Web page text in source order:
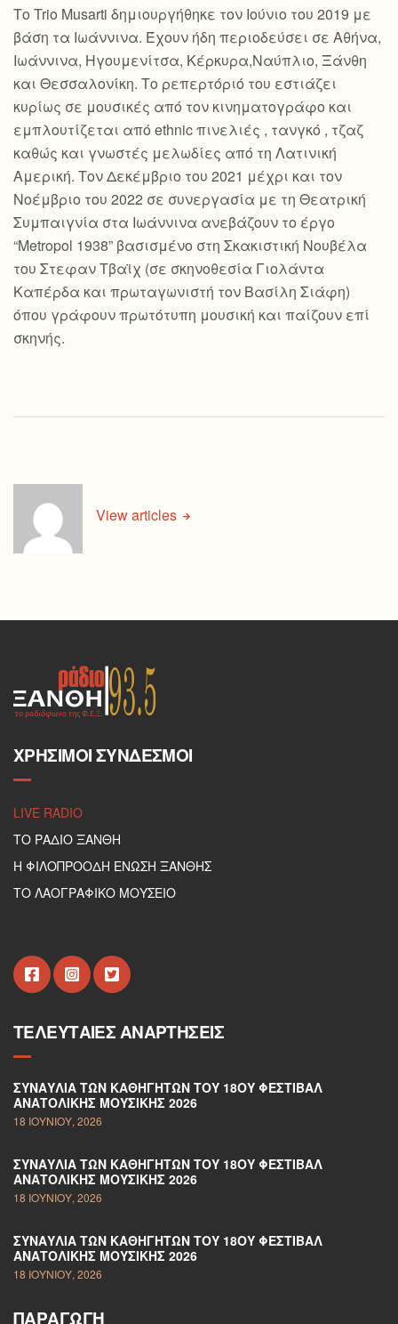
Το Trio Musarti δημιουργήθηκε τον Ιούνιο του 2019 με
βάση τα Ιωάννινα. Έχουν ήδη περιοδεύσει σε Αθήνα,
Ιωάννινα, Ηγουμενίτσα, Κέρκυρα,Ναύπλιο, Ξάνθη
και Θεσσαλονίκη. Το ρεπερτόριό του εστιάζει
κυρίως σε μουσικές από τον κινηματογράφο και
εμπλουτίζεται από ethnic πινελιές , τανγκό , τζαζ
καθώς και γνωστές μελωδίες από τη Λατινική
Αμερική. Τον Δεκέμβριο του 2021 μέχρι και τον
Νοέμβριο του 2022 σε συνεργασία με τη Θεατρική
Συμπαιγνία στα Ιωάννινα ανεβάζουν το έργο
“Metropol 1938” βασισμένο στη Σκακιστική Νουβέλα
του Στεφαν Τβαϊχ (σε σκηνοθεσία Γιολάντα
Καπέρδα και πρωταγωνιστή τον Βασίλη Σιάφη)
όπου γράφουν πρωτότυπη μουσική και παίζουν επί
σκηνής.
View articles
ΧΡΉΣΙΜΟΙ ΣΎΝΔΕΣΜΟΙ
LIVE RADIO
ΤΟ ΡΑΔΙΟ ΞΑΝΘΗ
Η ΦΙΛΟΠΡΟΟΔΗ ΕΝΩΣΗ ΞΑΝΘΗΣ
ΤΟ ΛΑΟΓΡΑΦΙΚΟ ΜΟΥΣΕΙΟ
ΤΕΛΕΥΤΑΊΕΣ ΑΝΑΡΤΉΣΕΙΣ
ΣΥΝΑΥΛΊΑ ΤΩΝ ΚΑΘΗΓΗΤΏΝ ΤΟΥ 18ΟΥ ΦΕΣΤΙΒΆΛ
ΑΝΑΤΟΛΙΚΉΣ ΜΟΥΣΙΚΉΣ 2026
18 ΙΟΥΝΊΟΥ, 2026
ΣΥΝΑΥΛΊΑ ΤΩΝ ΚΑΘΗΓΗΤΏΝ ΤΟΥ 18ΟΥ ΦΕΣΤΙΒΆΛ
ΑΝΑΤΟΛΙΚΉΣ ΜΟΥΣΙΚΉΣ 2026
18 ΙΟΥΝΊΟΥ, 2026
ΣΥΝΑΥΛΊΑ ΤΩΝ ΚΑΘΗΓΗΤΏΝ ΤΟΥ 18ΟΥ ΦΕΣΤΙΒΆΛ
ΑΝΑΤΟΛΙΚΉΣ ΜΟΥΣΙΚΉΣ 2026
18 ΙΟΥΝΊΟΥ, 2026
ΠΑΡΑΓΩΓΉ